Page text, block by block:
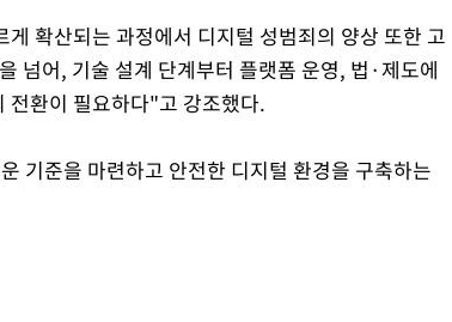
확산되는 과정에서 디지털 성범죄의 양상 또한 고
넘어, 기술 설계 단계부터 플랫폼 운영, 법·제도에
전환이 필요하다"고 강조했다.
기준을 마련하고 안전한 디지털 환경을 구축하는